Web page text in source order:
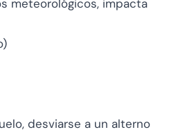
meteorológicos, impacta
desviarse a un alterno